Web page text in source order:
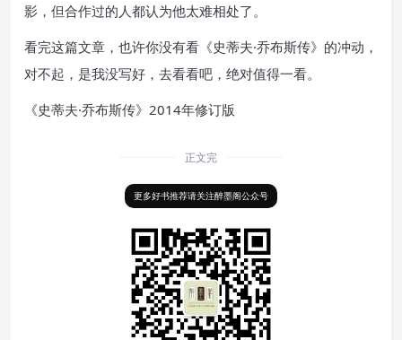
影，但合作过的人都认为他太难相处了。
看完这篇文章，也许你没有看《史蒂夫·乔布斯传》的冲动，
对不起，是我没写好，去看看吧，绝对值得一看。
《史蒂夫·乔布斯传》2014年修订版
正文完
更多好书推荐请关注醉墨阁公众号